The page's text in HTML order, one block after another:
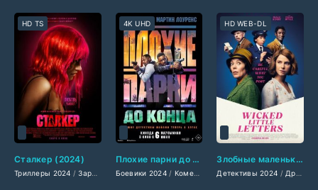
Сталкер (2024)
Триллеры 2024 /Зарубежные фильмы 2024 /Фильмы лета 2024 года/ Новинки
HD TS
Плохие парни до конца (2024)
Боевики 2024 / Комедии 2024 /Криминальные
4K UHD
Злобные маленькие письма (2024)
Детективы 2024 / Драмы 2024
HD WEB-DL